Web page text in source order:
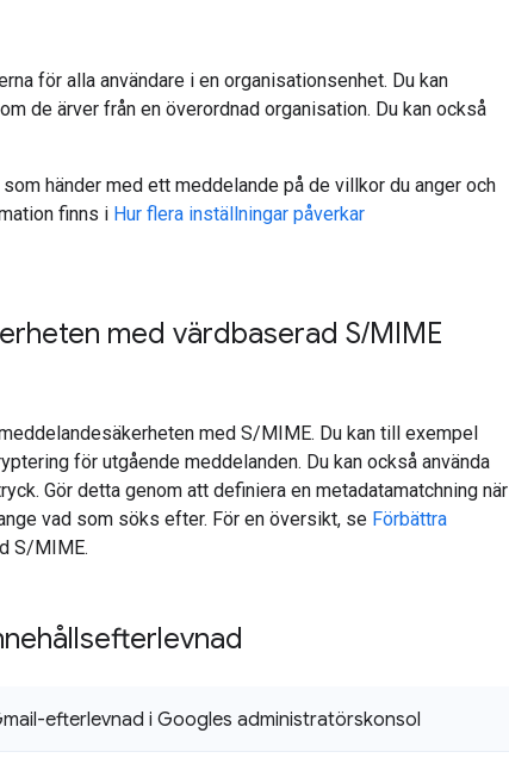
för alla användare i en organisationsenhet. Du kan
de ärver från en överordnad organisation. Du kan också
händer med ett meddelande på de villkor du anger och
finns i Hur flera inställningar påverkar
med värdbaserad S/MIME
med S/MIME. Du kan till exempel
för utgående meddelanden. Du kan också använda
Gör detta genom att definiera en metadatamatchning när
vad som söks efter. För en översikt, se Förbättra
S/MIME.
efterlevnad i Googles administratörskonsol